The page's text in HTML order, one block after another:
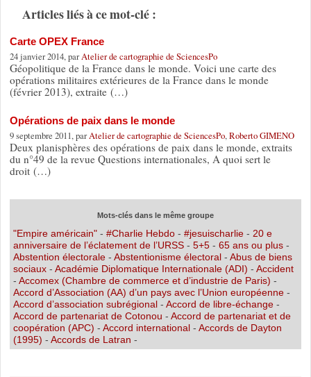
Articles liés à ce mot-clé :
Carte OPEX France
24 janvier 2014, parAtelier de cartographie de SciencesPo
Géopolitique de la France dans le monde. Voici une carte des
opérations militaires extérieures de la France dans le monde
(février 2013), extraite (…)
Opérations de paix dans le monde
9 septembre 2011, parAtelier de cartographie de SciencesPo, Roberto GIMENO
Deux planisphères des opérations de paix dans le monde, extraits
du n°49 de la revue Questions internationales, A quoi sert le
droit (…)
Mots-clés dans le même groupe
"Empire américain"- #Charlie Hebdo- #jesuischarlie- 20 e
anniversaire de l’éclatement de l’URSS- 5+5- 65 ans ou plus-
Abstention électorale- Abstentionisme électoral- Abus de biens
sociaux- Académie Diplomatique Internationale (ADI) - Accident
- Accomex (Chambre de commerce et d’industrie de Paris) -
Accord d’Association (AA) d’un pays avec l’Union européenne-
Accord d’association subrégional- Accord de libre-échange-
Accord de partenariat de Cotonou - Accord de partenariat et de
coopération (APC) - Accord international- Accords de Dayton
(1995) - Accords de Latran -